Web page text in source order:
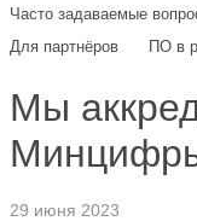
Часто задаваемые
Для партнёров
ПО в
Мы
29 июня 2023